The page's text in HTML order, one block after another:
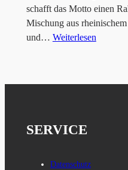
schafft das Motto einen
Mischung aus
und… Weiterlesen
SERVICE
Datenschutz